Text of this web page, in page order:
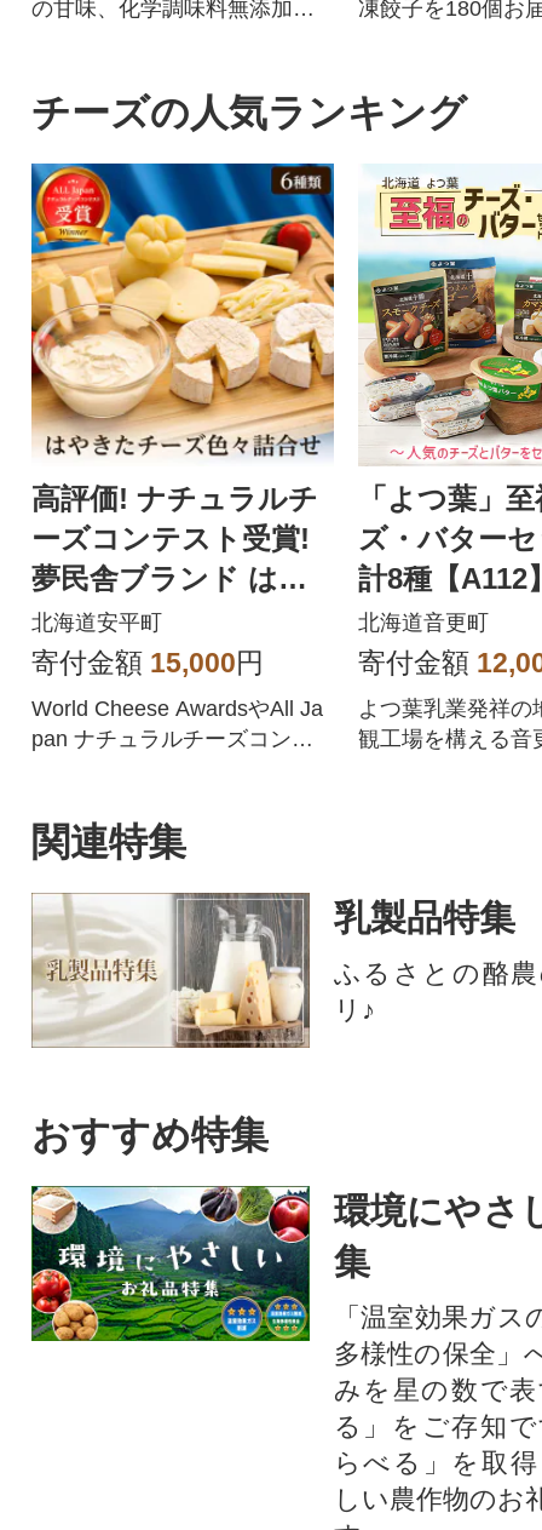
の甘味、化学調味料無添加の
凍餃子を180個お
黒豚餃子を、是非
楽しみ下さい!!
チーズの人気ランキング
高評価! ナチュラルチ
ーズコンテスト受賞!
夢民舎ブランド はや
きたチーズ色々詰合せ
セット
北海道安平町
寄付金額 15,000円
World Cheese AwardsやAll Ja
pan ナチュラルチーズコンテ
「よつ葉」
ズ・バタ
計8種【A112
北海道音更町
寄付金額
よつ葉乳業発祥の
観工場を構える音
関連特集
乳製品特集
ふるさとの酪
リ♪
おすすめ特集
環境にやさ
集
「温室効果ガ
多様性の保全」
みを星の数で
る」をご存知
らべる」を取
しい農作物のお